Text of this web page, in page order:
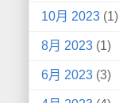
10月 2023 (1)
8月 2023 (1)
6月 2023 (3)